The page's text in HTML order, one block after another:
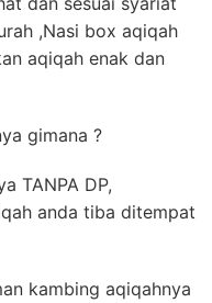
,Nasi box aqiqah
aqiqah enak dan
gimana ?
TANPA DP,
anda tiba ditempat
kambing aqiqahnya